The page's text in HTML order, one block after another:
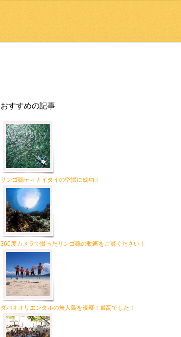
おすすめの記事
サンゴ礁ティナイタイの空撮に成功！
360度カメラで撮ったサンゴ礁の動画をご覧ください！
ダバオオリエンタルの無人島を視察！最高でした！